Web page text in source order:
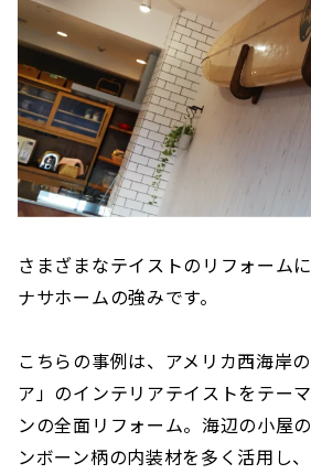
さまざまなテイストのリフォーム
ナサホームの強みです。
こちらの事例は、アメリカ西海岸
ア」のインテリアテイストをテー
ンの全面リフォーム。海辺の小屋
ンボーン柄の内装材を多く活用し